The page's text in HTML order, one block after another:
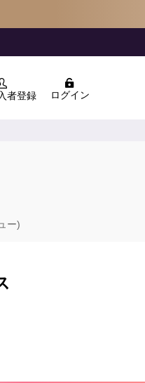
者登録 ログイン
ー)